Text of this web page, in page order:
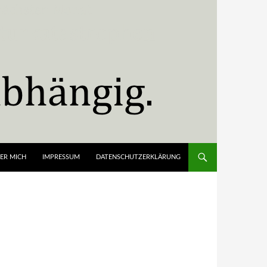
MICH IMPRESSUM DATENSCHUTZERKLÄRUNG